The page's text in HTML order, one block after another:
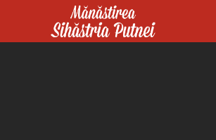
Mergi la conţinutul principal